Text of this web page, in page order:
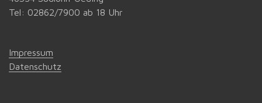
Tel: 02862/7900 ab 18 Uhr
Impressum
Datenschutz